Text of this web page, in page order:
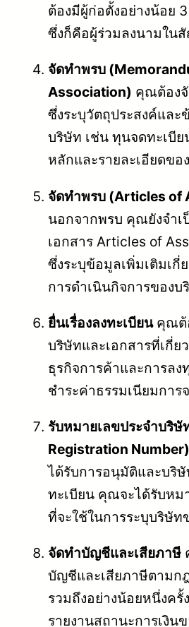
ต้องมีผู้ก่อตั้งอย่างน้อย
ซึ่งก็คือผู้ร่วมลงนามใน
จัดทำพรบ
Association) คุณต้องจั
ซึ่งระบุวัตถุประสงค์แล
บริษัท เช่น ทุนจดทะเบีย
หลักและรายละเอียดขอ
จัดทำพรบ (Articles of
นอกจากพรบ คุณยังจำเ
เอกสาร Articles of
ซึ่งระบุข้อมูลเพิ่มเติมเกี่
การดำเนินกิจการของบ
ยื่นเรื่องลงทะเบียนคุณต้
บริษัทและเอกสารที่เกี่
ธุรกิจการค้าและการลง
ชำระค่าธรรมเนียมการ
รับหมายเลขประจำบริ
Registration Number)
ได้รับการอนุมัติและบริ
ทะเบียน คุณจะได้รับหม
ที่จะใช้ในการระบุบริษั
จัดทำบัญชีและเสียภาษี
บัญชีและเสียภาษีตามก
รวมถึงอย่างน้อยหนึ่งครั้
รายงานสถานะการเงิน